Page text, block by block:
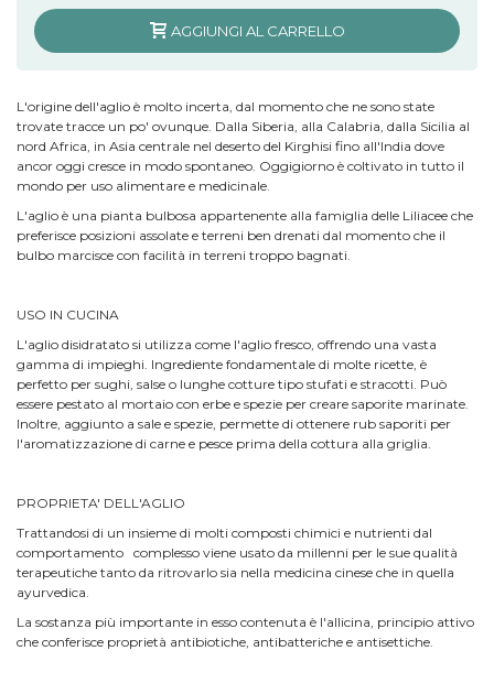
AGGIUNGI AL CARRELLO
L'origine dell'aglio è molto incerta, dal momento che ne sono state
trovate tracce un po' ovunque. Dalla Siberia, alla Calabria, dalla Sicilia al
nord Africa, in Asia centrale nel deserto del Kirghisi fino all'India dove
ancor oggi cresce in modo spontaneo. Oggigiorno è coltivato in tutto il
mondo per uso alimentare e medicinale.
L'aglio è una pianta bulbosa appartenente alla famiglia delle Liliacee che
preferisce posizioni assolate e terreni ben drenati dal momento che il
bulbo marcisce con facilità in terreni troppo bagnati.
USO IN CUCINA
L'aglio disidratato si utilizza come l'aglio fresco, offrendo una vasta
gamma di impieghi. Ingrediente fondamentale di molte ricette, è
perfetto per sughi, salse o lunghe cotture tipo stufati e stracotti. Può
essere pestato al mortaio con erbe e spezie per creare saporite marinate.
Inoltre, aggiunto a sale e spezie, permette di ottenere rub saporiti per
l'aromatizzazione di carne e pesce prima della cottura alla griglia.
PROPRIETA' DELL'AGLIO
Trattandosi di un insieme di molti composti chimici e nutrienti dal
comportamento complesso viene usato da millenni per le sue qualità
terapeutiche tanto da ritrovarlo sia nella medicina cinese che in quella
ayurvedica.
La sostanza più importante in esso contenuta è l'allicina, principio attivo
che conferisce proprietà antibiotiche, antibatteriche e antisettiche.